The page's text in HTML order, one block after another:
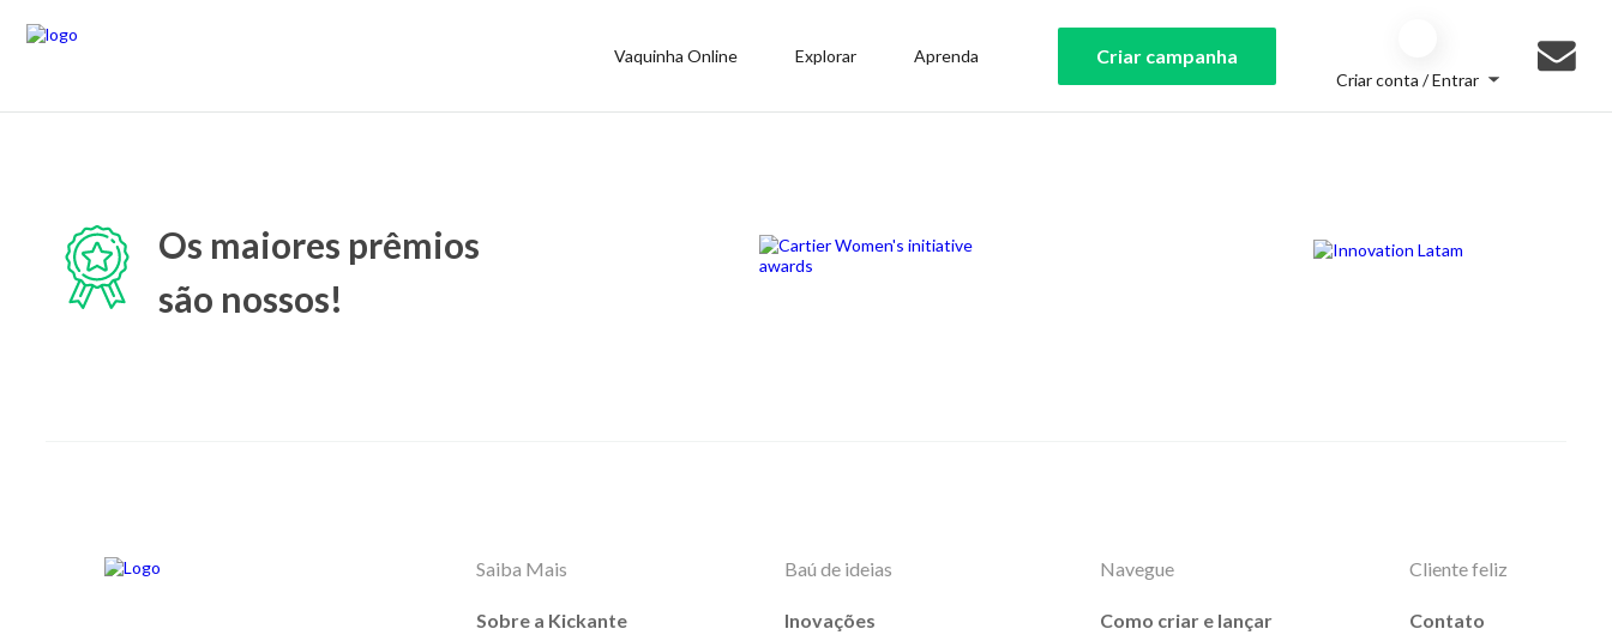
Vaquinha Online Explorar Aprenda Criar campanha
Criar conta / Entrar
Os maiores prêmios
são nossos!
Saiba Mais
Sobre a Kickante
Baú de ideias
Inovações
Navegue
Como criar e lançar
Cliente feliz
Contato